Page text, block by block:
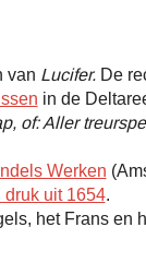
van Lucifer. De
in de
of: Aller
Werken
druk uit 1654.
het Frans en